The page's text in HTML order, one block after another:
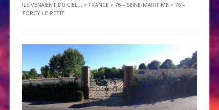
ILS VENAIENT DU CIEL... > FRANCE > 76 – SEINE-MARITIME > 76 –
TORCY-LE-PETIT